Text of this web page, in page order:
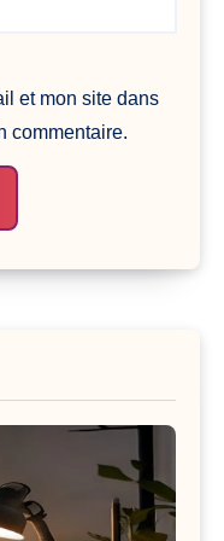
et mon site dans
commentaire.